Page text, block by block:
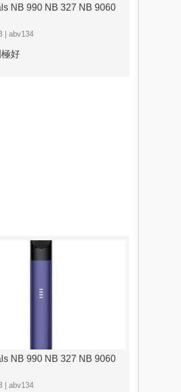
NB 990 NB 327 NB 9060
| abv134
好
NB 990 NB 327 NB 9060
| abv134